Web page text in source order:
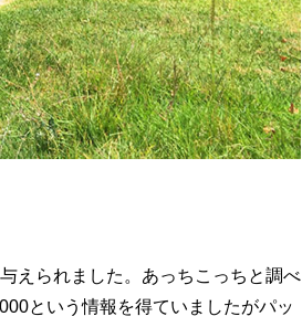
えられました。あっちこっちと調べ
という情報を得ていましたがパッ